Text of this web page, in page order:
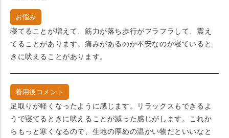
お悩み
寝てることが増えて、筋力が落ち歩行がフラフラして、震え
てることがあります。痛みがあるのか不安なのか寝ていると
きに吠えることがあります。
着用後コメント
足取りが軽くなったように感じます。リラックスもできるよ
うで寝てるときに吠えることが減った感じがします。これか
らもっと寒くなるので、生地の厚めの温かい物だといいなと